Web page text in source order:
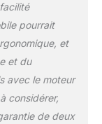
plage
de 1 à 12
km/h, et
qu’à
Vous
vitesse
pourrait
et
et du
avec le moteur
considérer,
de deux